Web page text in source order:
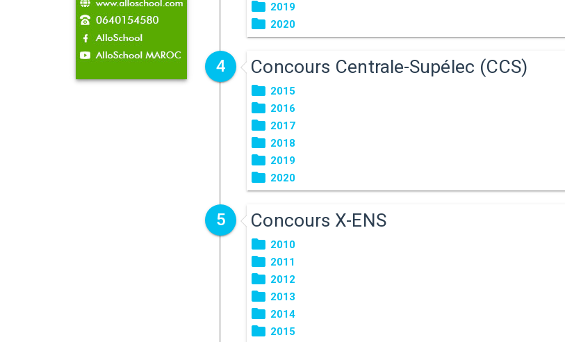
2019
2020
4 Concours Centrale-Supélec (CCS)
2015
2016
2017
2018
2019
2020
5 Concours X-ENS
2010
2011
2012
2013
2014
2015